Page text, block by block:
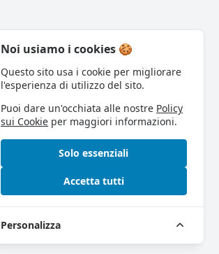
Noi usiamo i cookies 🍪
Questo sito usa i cookie per migliorare
l'esperienza di utilizzo del sito.
Puoi dare un'occhiata alle nostre Policy
sui Cookie per maggiori informazioni.
Solo essenziali
Accetta tutti
Personalizza